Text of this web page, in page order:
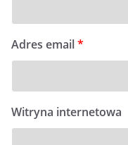
Adres email*
Witryna internetowa